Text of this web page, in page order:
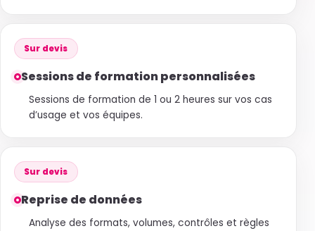
Sessions de formation personnalisées
Sessions de formation de 1 ou 2 heures sur vos cas
d’usage et vos équipes.
Sur devis
Reprise de données
Analyse des formats, volumes, contrôles et règles
Sur devis